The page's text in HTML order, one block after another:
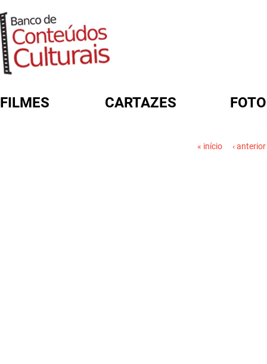
FILMES CARTAZES
« início ‹ anterior
FORMULÁRIO DE BUSCA